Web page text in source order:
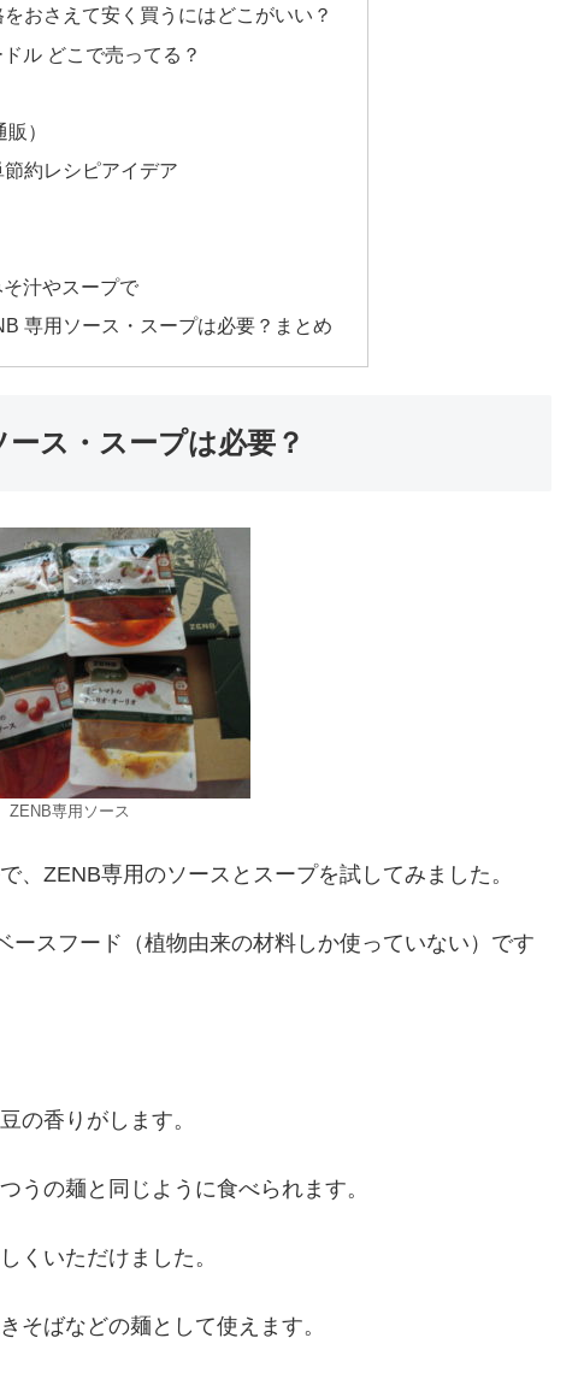
おさえて安く買うにはどこがいい？
ル どこで売ってる？
）
約レシピアイデア
汁やスープで
専用ソース・スープは必要？まとめ
ス・スープは必要？
ZENB専用ソース
、ZENB専用のソースとスープを試してみました。
スフード（植物由来の材料しか使っていない）です
の香りがします。
うの麺と同じように食べられます。
くいただけました。
そばなどの麺として使えます。